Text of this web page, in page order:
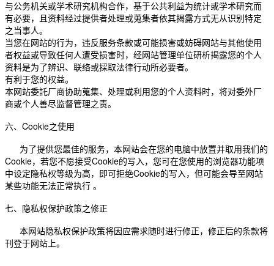
与公务机关或学术研究机构合作，基于公共利益为统计或学术研究而
有必要，且资料经过提供者处理或蒐集者依其揭露方式无从识别特定
之当事人。
当您在网站的行为，违反服务条款或可能损害或妨碍网站与其他使用
者权益或导致任何人遭受损害时，经网站管理单位研析揭露您的个人
资料是为了辨识、联络或採取法律行动所必要者。
有利于您的权益。
本网站委託厂商协助蒐集、处理或利用您的个人资料时，将对委外厂
商或个人善尽监督管理之责。
六、 Cookie之使用
为了提供您最佳的服务，本网站会在您的电脑中放置并取用我们的
Cookie，若您不愿接受Cookie的写入，您可在您使用的浏览器功能项
中设定隐私权等级为高，即可拒绝Cookie的写入，但可能会导至网站
某些功能无法正常执行 。
七、隐私权保护政策之修正
本网站隐私权保护政策将因应需求随时进行修正，修正后的条款将
刊登于网站上。